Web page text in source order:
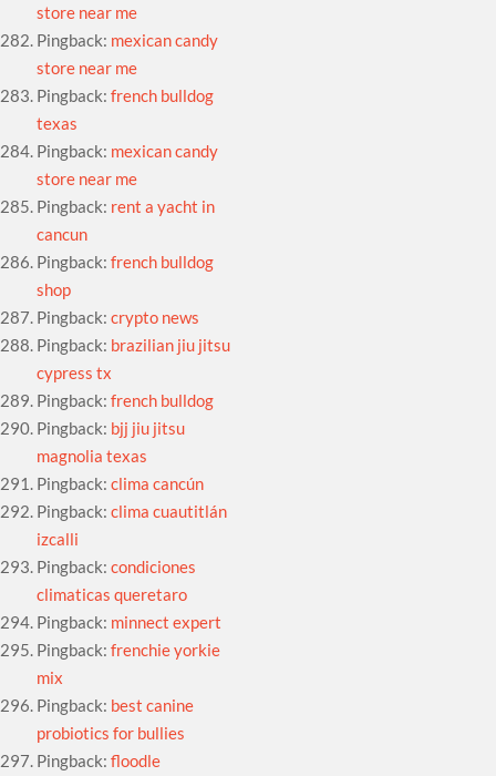
store near me
Pingback: mexican candy
store near me
Pingback:french bulldog
texas
Pingback: mexican candy
store near me
Pingback: rent a yacht in
cancun
Pingback:french bulldog
shop
Pingback:crypto news
Pingback: brazilian jiu jitsu
cypress tx
Pingback:french bulldog
Pingback: bjj jiu jitsu
magnolia texas
Pingback:clima cancún
Pingback:clima cuautitlán
izcalli
Pingback:condiciones
climaticas queretaro
Pingback: minnect expert
Pingback:frenchie yorkie
mix
Pingback: best canine
probiotics for bullies
Pingback:floodle